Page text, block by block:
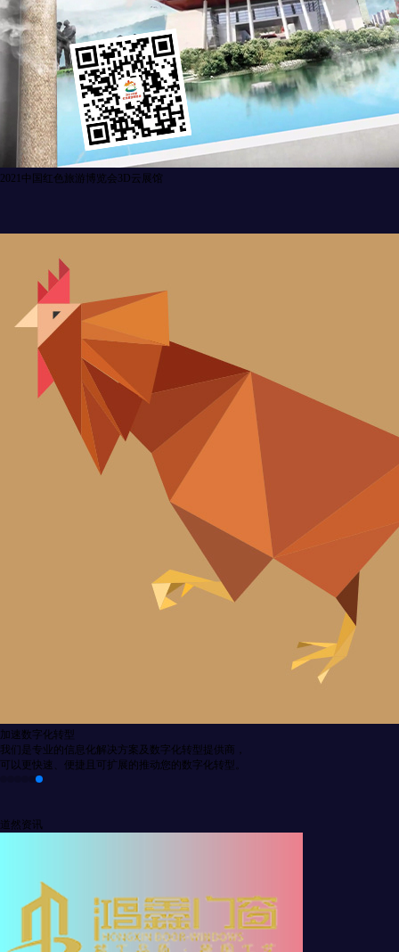
2021中国红色旅游博览会3D云展馆
加速数字化转型
我们是专业的信息化解决方案及数字化转型提供商，
可以更快速、便捷且可扩展的推动您的数字化转型。
道然资讯